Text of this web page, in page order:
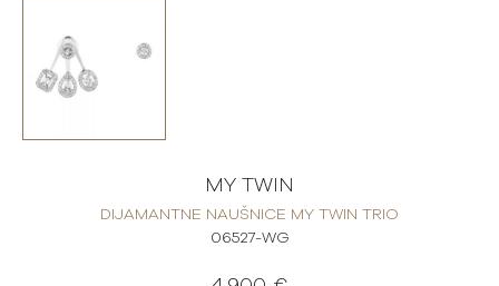
MY TWIN
DIJAMANTNE NAUŠNICE MY TWIN TRIO
06527-WG